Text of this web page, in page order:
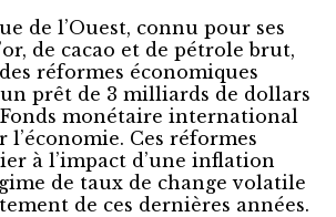
de l’Ouest, connu pour ses
de cacao et de pétrole brut,
réformes économiques
prêt de 3 milliards de dollars
monétaire international
l’économie. Ces réformes
à l’impact d’une inflation
de taux de change volatile
de ces dernières années.